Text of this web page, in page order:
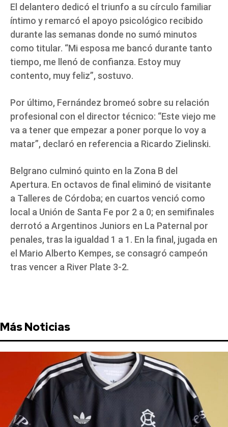
El delantero dedicó el triunfo a su círculo familiar
íntimo y remarcó el apoyo psicológico recibido
durante las semanas donde no sumó minutos
como titular. “Mi esposa me bancó durante tanto
tiempo, me llenó de confianza. Estoy muy
contento, muy feliz”, sostuvo.
Por último, Fernández bromeó sobre su relación
profesional con el director técnico: “Este viejo me
va a tener que empezar a poner porque lo voy a
matar”, declaró en referencia a Ricardo Zielinski.
Belgrano culminó quinto en la Zona B del
Apertura. En octavos de final eliminó de visitante
a Talleres de Córdoba; en cuartos venció como
local a Unión de Santa Fe por 2 a 0; en semifinales
derrotó a Argentinos Juniors en La Paternal por
penales, tras la igualdad 1 a 1. En la final, jugada en
el Mario Alberto Kempes, se consagró campeón
tras vencer a River Plate 3-2.
Más Noticias